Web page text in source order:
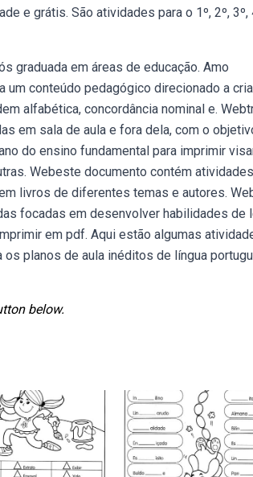
e grátis. São atividades para o 1º, 2º, 3º,
graduada em áreas de educação. Amo
conteúdo pedagógico direcionado a
alfabética, concordância nominal e.
em sala de aula e fora dela, com o
do ensino fundamental para imprimir
Webeste documento contém atividades
livros de diferentes temas e autores.
focadas em desenvolver habilidades de
em pdf. Aqui estão algumas
planos de aula inéditos de língua
below.